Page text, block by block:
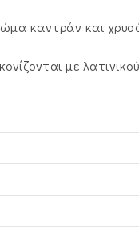
καντράν και
με